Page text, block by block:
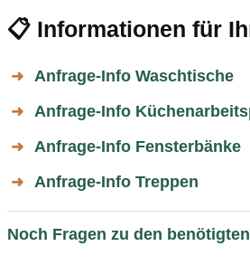
📋 Informationen für
➜ Anfrage-Info Waschtische
➜ Anfrage-Info
➜ Anfrage-Info Fensterbänke
➜ Anfrage-Info Treppen
Noch Fragen zu den